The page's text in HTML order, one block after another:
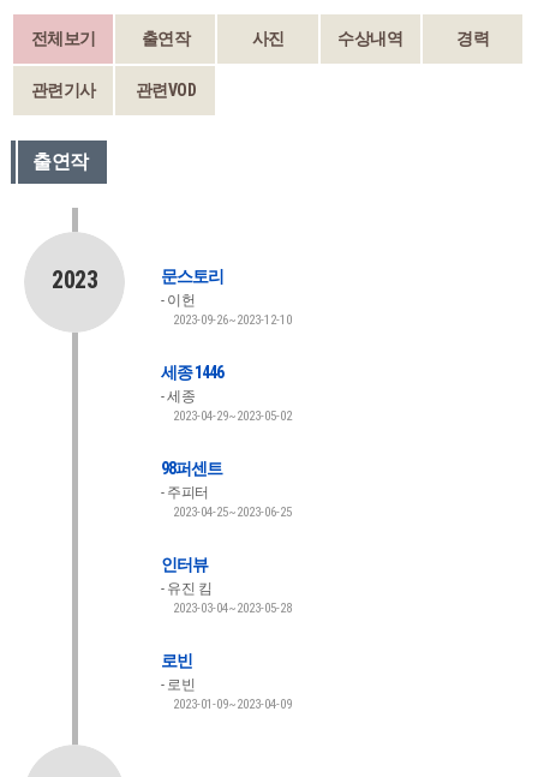
전체보기 출연작 사진 수상내역 경력
관련기사 관련VOD
출연작
2023 문스토리
이헌
2023-09-26~2023-12-10
세종 1446
세종
2023-04-29~2023-05-02
98퍼센트
주피터
2023-04-25~2023-06-25
인터뷰
유진 킴
2023-03-04~2023-05-28
로빈
로빈
2023-01-09~2023-04-09